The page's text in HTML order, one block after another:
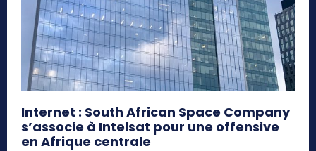
Internet : South African Space Company
s’associe à Intelsat pour une offensive
en Afrique centrale